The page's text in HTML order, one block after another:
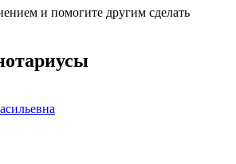
и помогите другим сделать